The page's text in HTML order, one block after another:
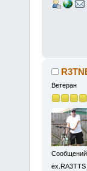
Ветеран
ex.RA3TTS